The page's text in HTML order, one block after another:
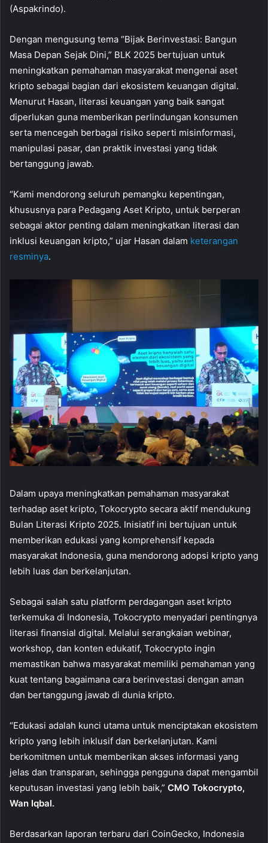
(Aspakrindo).
Dengan mengusung tema “Bijak Berinvestasi: Bangun
Masa Depan Sejak Dini,” BLK 2025 bertujuan untuk
meningkatkan pemahaman masyarakat mengenai aset
kripto sebagai bagian dari ekosistem keuangan digital.
Menurut Hasan, literasi keuangan yang baik sangat
diperlukan guna memberikan perlindungan konsumen
serta mencegah berbagai risiko seperti misinformasi,
manipulasi pasar, dan praktik investasi yang tidak
bertanggung jawab.
“Kami mendorong seluruh pemangku kepentingan,
khususnya para Pedagang Aset Kripto, untuk berperan
sebagai aktor penting dalam meningkatkan literasi dan
inklusi keuangan kripto,” ujar Hasan dalam keterangan
resminya.
Dalam upaya meningkatkan pemahaman masyarakat
terhadap aset kripto, Tokocrypto secara aktif mendukung
Bulan Literasi Kripto 2025. Inisiatif ini bertujuan untuk
memberikan edukasi yang komprehensif kepada
masyarakat Indonesia, guna mendorong adopsi kripto yang
lebih luas dan berkelanjutan.
Sebagai salah satu platform perdagangan aset kripto
terkemuka di Indonesia, Tokocrypto menyadari pentingnya
literasi finansial digital. Melalui serangkaian webinar,
workshop, dan konten edukatif, Tokocrypto ingin
memastikan bahwa masyarakat memiliki pemahaman yang
kuat tentang bagaimana cara berinvestasi dengan aman
dan bertanggung jawab di dunia kripto.
“Edukasi adalah kunci utama untuk menciptakan ekosistem
kripto yang lebih inklusif dan berkelanjutan. Kami
berkomitmen untuk memberikan akses informasi yang
jelas dan transparan, sehingga pengguna dapat mengambil
keputusan investasi yang lebih baik,” CMO Tokocrypto,
Wan Iqbal.
Berdasarkan laporan terbaru dari CoinGecko, Indonesia